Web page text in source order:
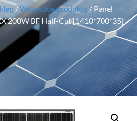
/Wszystkie produkty / Panel
200W BF Half-Cut [1410*700*35]